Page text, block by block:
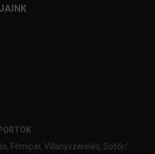
, Fémipar, Villanyszerelés, Sofőr/